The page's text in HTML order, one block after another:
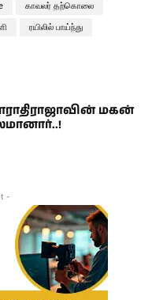
காவலர் தற்கொலை
ரயிலில் பாய்ந்து
மகன்
-